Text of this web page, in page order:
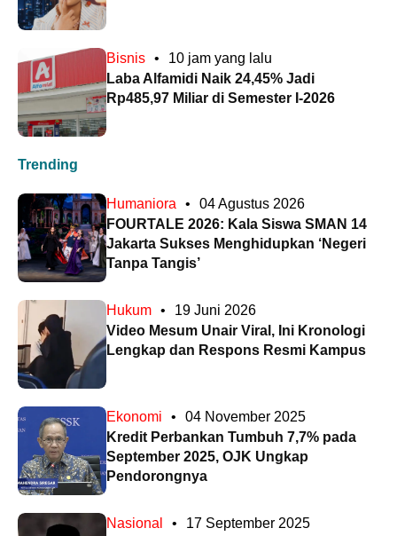
Bisnis •
10 jam yang lalu
Laba Alfamidi Naik 24,45% Jadi
Rp485,97 Miliar di Semester I-2026
Trending
Humaniora •
04 Agustus 2026
FOURTALE 2026: Kala Siswa SMAN 14
Jakarta Sukses Menghidupkan ‘Negeri
Tanpa Tangis’
Hukum •
19 Juni 2026
Video Mesum Unair Viral, Ini Kronologi
Lengkap dan Respons Resmi Kampus
Ekonomi •
04 November 2025
Kredit Perbankan Tumbuh 7,7% pada
September 2025, OJK Ungkap
Pendorongnya
Nasional •
17 September 2025